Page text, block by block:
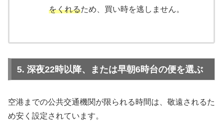
をくれるため、買い時を逃しません。
5. 深夜22時以降、または早朝6時台の便を選ぶ
空港までの公共交通機関が限られる時間は、敬遠されるた
め安く設定されています。